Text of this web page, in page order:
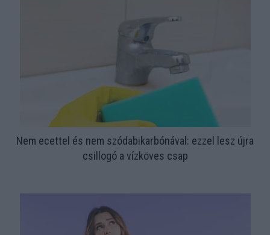
Nem ecettel és nem szódabikarbónával: ezzel lesz újra
csillogó a vízköves csap